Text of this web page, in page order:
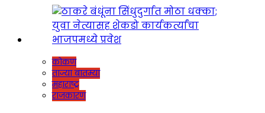
कोकण
ताज्या बातम्या
महाराष्ट्र
राजकारण